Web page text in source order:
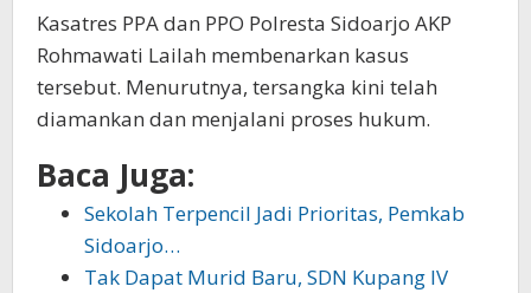
Kasatres PPA dan PPO Polresta Sidoarjo AKP
Rohmawati Lailah membenarkan kasus
tersebut. Menurutnya, tersangka kini telah
diamankan dan menjalani proses hukum.
Baca Juga:
Sekolah Terpencil Jadi Prioritas, Pemkab
Sidoarjo…
Tak Dapat Murid Baru, SDN Kupang IV